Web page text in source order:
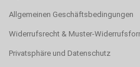
Allgemeinen Geschäftsbedingungen
Widerrufsrecht & Muster-
Privatsphäre und Datenschutz